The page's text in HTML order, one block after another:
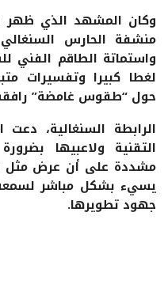
وكان المشهد الذي
منشفة الحارس
واستماتة الطاقم الفني
لغطا كبيرا وتفسيرات
حول “طقوس غامضة” رافقت
الرابطة السنغالية،
التقنية ولاعبيها
مشددة على أن عرض مثل
يسيء بشكل مباشر لسمعة
جهود تطويرها.